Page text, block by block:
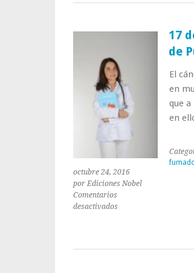
consumir
octubre 24, 2016
por Ediciones Nobel
Comentarios
desactivadosen
Día
17
de
El
en
que
en